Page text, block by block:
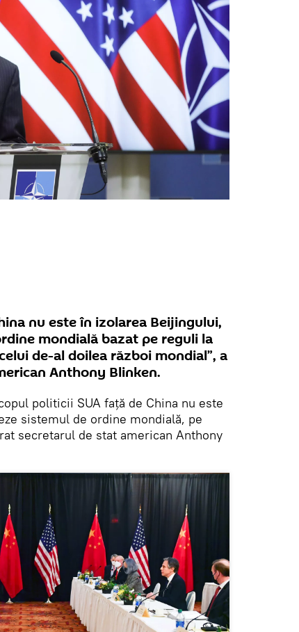
nu este în izolarea Beijingului,
mondială bazat pe reguli la
de-al doilea război mondial”, a
Anthony Blinken.
politicii SUA față de China nu este
sistemul de ordine mondială, pe
secretarul de stat american Anthony